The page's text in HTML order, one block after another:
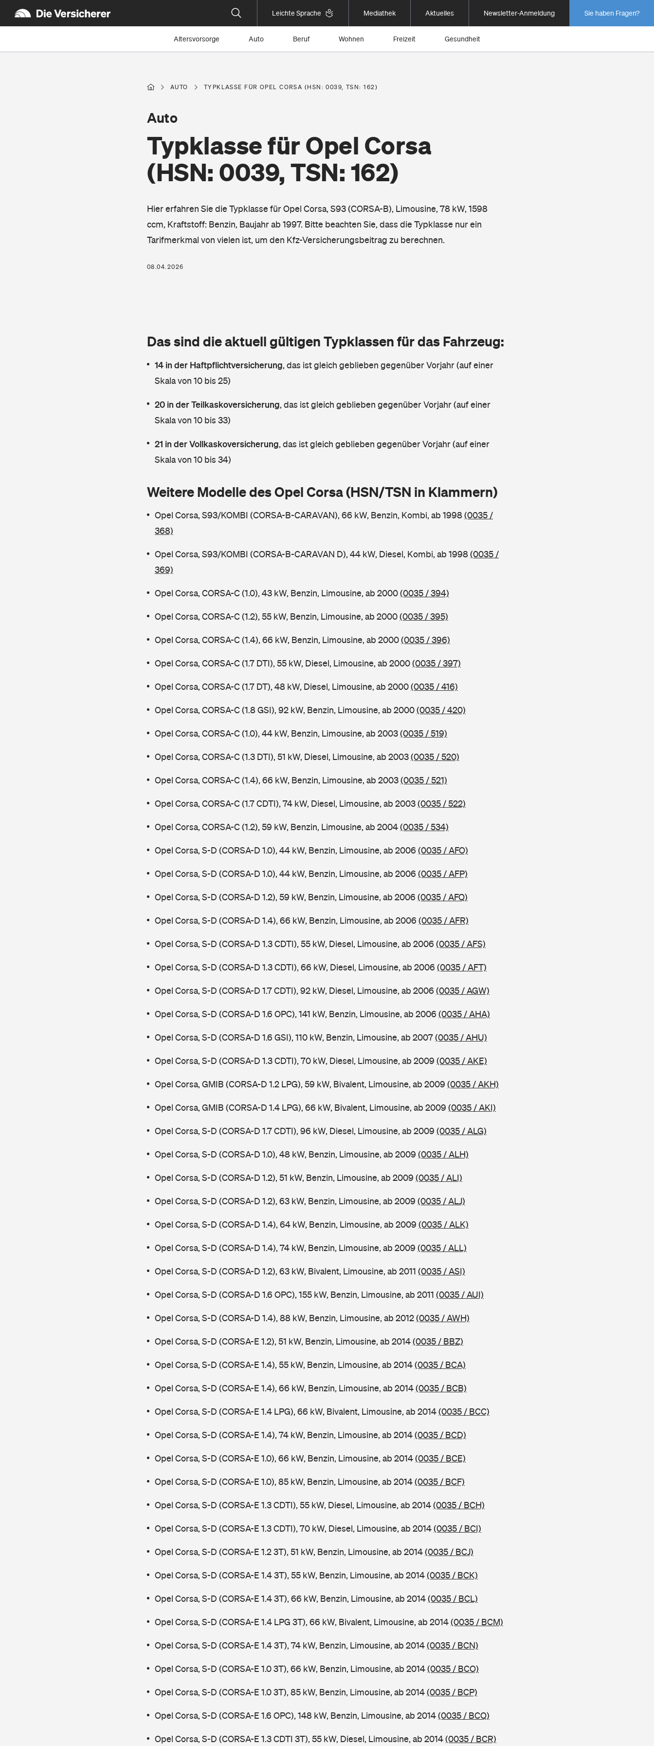
Leichte Sprache Mediathek Aktuelles Newsletter-Anmeldung Sie haben Fragen?
Altersvorsorge Auto Beruf Wohnen Freizeit Gesundheit
AUTO TYPKLASSE FÜR OPEL CORSA (HSN: 0039, TSN: 162)
Typklasse für Opel Corsa
(HSN: 0039, TSN: 162)
Auto
Hier erfahren Sie die Typklasse für Opel Corsa, S93 (CORSA-B), Limousine, 78 kW, 1598
ccm, Kraftstoff: Benzin, Baujahr ab 1997. Bitte beachten Sie, dass die Typklasse nur ein
Tarifmerkmal von vielen ist, um den Kfz-Versicherungsbeitrag zu berechnen.
08.04.2026
Das sind die aktuell gültigen Typklassen für das Fahrzeug:
14 in der Haftpflichtversicherung, das ist gleich geblieben gegenüber Vorjahr (auf einer
Skala von 10 bis 25)
20 in der Teilkaskoversicherung, das ist gleich geblieben gegenüber Vorjahr (auf einer
Skala von 10 bis 33)
21 in der Vollkaskoversicherung, das ist gleich geblieben gegenüber Vorjahr (auf einer
Skala von 10 bis 34)
Weitere Modelle des Opel Corsa (HSN/TSN in Klammern)
Opel Corsa, S93/KOMBI (CORSA-B-CARAVAN), 66 kW, Benzin, Kombi, ab 1998(0035 /
368)
Opel Corsa, S93/KOMBI (CORSA-B-CARAVAN D), 44 kW, Diesel, Kombi, ab 1998(0035 /
369)
Opel Corsa, CORSA-C (1.0), 43 kW, Benzin, Limousine, ab 2000(0035 / 394)
Opel Corsa, CORSA-C (1.2), 55 kW, Benzin, Limousine, ab 2000(0035 / 395)
Opel Corsa, CORSA-C (1.4), 66 kW, Benzin, Limousine, ab 2000(0035 / 396)
Opel Corsa, CORSA-C (1.7 DTI), 55 kW, Diesel, Limousine, ab 2000(0035 / 397)
Opel Corsa, CORSA-C (1.7 DT), 48 kW, Diesel, Limousine, ab 2000(0035 / 416)
Opel Corsa, CORSA-C (1.8 GSI), 92 kW, Benzin, Limousine, ab 2000(0035 / 420)
Opel Corsa, CORSA-C (1.0), 44 kW, Benzin, Limousine, ab 2003(0035 / 519)
Opel Corsa, CORSA-C (1.3 DTI), 51 kW, Diesel, Limousine, ab 2003(0035 / 520)
Opel Corsa, CORSA-C (1.4), 66 kW, Benzin, Limousine, ab 2003(0035 / 521)
Opel Corsa, CORSA-C (1.7 CDTI), 74 kW, Diesel, Limousine, ab 2003(0035 / 522)
Opel Corsa, CORSA-C (1.2), 59 kW, Benzin, Limousine, ab 2004(0035 / 534)
Opel Corsa, S-D (CORSA-D 1.0), 44 kW, Benzin, Limousine, ab 2006 (0035 / AFO)
Opel Corsa, S-D (CORSA-D 1.0), 44 kW, Benzin, Limousine, ab 2006 (0035 / AFP)
Opel Corsa, S-D (CORSA-D 1.2), 59 kW, Benzin, Limousine, ab 2006 (0035 / AFQ)
Opel Corsa, S-D (CORSA-D 1.4), 66 kW, Benzin, Limousine, ab 2006 (0035 / AFR)
Opel Corsa, S-D (CORSA-D 1.3 CDTI), 55 kW, Diesel, Limousine, ab 2006 (0035 / AFS)
Opel Corsa, S-D (CORSA-D 1.3 CDTI), 66 kW, Diesel, Limousine, ab 2006 (0035 / AFT)
Opel Corsa, S-D (CORSA-D 1.7 CDTI), 92 kW, Diesel, Limousine, ab 2006 (0035 / AGW)
Opel Corsa, S-D (CORSA-D 1.6 OPC), 141 kW, Benzin, Limousine, ab 2006 (0035 / AHA)
Opel Corsa, S-D (CORSA-D 1.6 GSI), 110 kW, Benzin, Limousine, ab 2007(0035 / AHU)
Opel Corsa, S-D (CORSA-D 1.3 CDTI), 70 kW, Diesel, Limousine, ab 2009 (0035 / AKE)
Opel Corsa, GMIB (CORSA-D 1.2 LPG), 59 kW, Bivalent, Limousine, ab 2009 (0035 / AKH)
Opel Corsa, GMIB (CORSA-D 1.4 LPG), 66 kW, Bivalent, Limousine, ab 2009 (0035 / AKI)
Opel Corsa, S-D (CORSA-D 1.7 CDTI), 96 kW, Diesel, Limousine, ab 2009 (0035 / ALG)
Opel Corsa, S-D (CORSA-D 1.0), 48 kW, Benzin, Limousine, ab 2009 (0035 / ALH)
Opel Corsa, S-D (CORSA-D 1.2), 51 kW, Benzin, Limousine, ab 2009 (0035 / ALI)
Opel Corsa, S-D (CORSA-D 1.2), 63 kW, Benzin, Limousine, ab 2009 (0035 / ALJ)
Opel Corsa, S-D (CORSA-D 1.4), 64 kW, Benzin, Limousine, ab 2009 (0035 / ALK)
Opel Corsa, S-D (CORSA-D 1.4), 74 kW, Benzin, Limousine, ab 2009 (0035 / ALL)
Opel Corsa, S-D (CORSA-D 1.2), 63 kW, Bivalent, Limousine, ab 2011 (0035 / ASI)
Opel Corsa, S-D (CORSA-D 1.6 OPC), 155 kW, Benzin, Limousine, ab 2011 (0035 / AUI)
Opel Corsa, S-D (CORSA-D 1.4), 88 kW, Benzin, Limousine, ab 2012(0035 / AWH)
Opel Corsa, S-D (CORSA-E 1.2), 51 kW, Benzin, Limousine, ab 2014(0035 / BBZ)
Opel Corsa, S-D (CORSA-E 1.4), 55 kW, Benzin, Limousine, ab 2014(0035 / BCA)
Opel Corsa, S-D (CORSA-E 1.4), 66 kW, Benzin, Limousine, ab 2014(0035 / BCB)
Opel Corsa, S-D (CORSA-E 1.4 LPG), 66 kW, Bivalent, Limousine, ab 2014(0035 / BCC)
Opel Corsa, S-D (CORSA-E 1.4), 74 kW, Benzin, Limousine, ab 2014(0035 / BCD)
Opel Corsa, S-D (CORSA-E 1.0), 66 kW, Benzin, Limousine, ab 2014(0035 / BCE)
Opel Corsa, S-D (CORSA-E 1.0), 85 kW, Benzin, Limousine, ab 2014(0035 / BCF)
Opel Corsa, S-D (CORSA-E 1.3 CDTI), 55 kW, Diesel, Limousine, ab 2014(0035 / BCH)
Opel Corsa, S-D (CORSA-E 1.3 CDTI), 70 kW, Diesel, Limousine, ab 2014(0035 / BCI)
Opel Corsa, S-D (CORSA-E 1.2 3T), 51 kW, Benzin, Limousine, ab 2014(0035 / BCJ)
Opel Corsa, S-D (CORSA-E 1.4 3T), 55 kW, Benzin, Limousine, ab 2014(0035 / BCK)
Opel Corsa, S-D (CORSA-E 1.4 3T), 66 kW, Benzin, Limousine, ab 2014(0035 / BCL)
Opel Corsa, S-D (CORSA-E 1.4 LPG 3T), 66 kW, Bivalent, Limousine, ab 2014(0035 / BCM)
Opel Corsa, S-D (CORSA-E 1.4 3T), 74 kW, Benzin, Limousine, ab 2014(0035 / BCN)
Opel Corsa, S-D (CORSA-E 1.0 3T), 66 kW, Benzin, Limousine, ab 2014(0035 / BCO)
Opel Corsa, S-D (CORSA-E 1.0 3T), 85 kW, Benzin, Limousine, ab 2014(0035 / BCP)
Opel Corsa, S-D (CORSA-E 1.6 OPC), 148 kW, Benzin, Limousine, ab 2014(0035 / BCQ)
Opel Corsa, S-D (CORSA-E 1.3 CDTI 3T), 55 kW, Diesel, Limousine, ab 2014(0035 / BCR)